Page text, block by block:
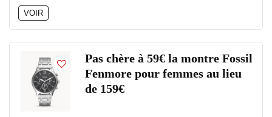
VOIR
Pas chère à 59€ la montre Fossil
Fenmore pour femmes au lieu
de 159€